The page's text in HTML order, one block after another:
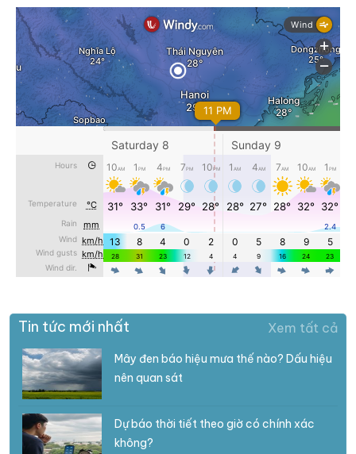
Tin tức mới nhất Xem tất cả
Mây đen báo hiệu mưa thế nào? Dấu hiệu
nên quan sát
Dự báo thời tiết theo giờ có chính xác
không?